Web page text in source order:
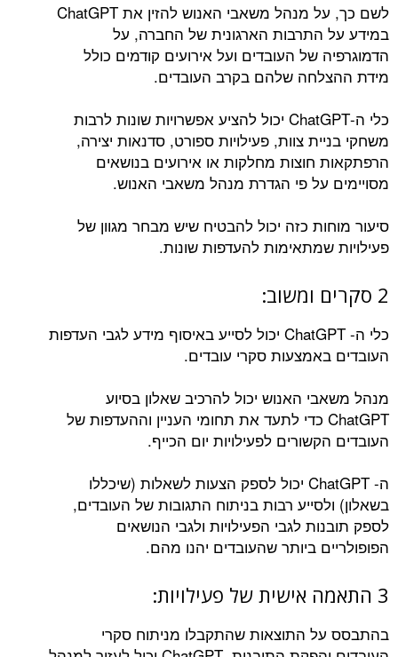
לשם כך, על מנהל משאבי האנוש להזין את ChatGPT
במידע על התרבות הארגונית של החברה, על
הדמוגרפיה של העובדים ועל אירועים קודמים כולל
מידת ההצלחה שלהם בקרב העובדים.
כלי ה-ChatGPT יכול להציע אפשרויות שונות לרבות
משחקי בניית צוות, פעילויות ספורט, סדנאות יצירה,
הרפתקאות חוצות מחלקות או אירועים בנושאים
מסויימים על פי הגדרת מנהל משאבי האנוש.
סיעור מוחות כזה יכול להבטיח שיש מבחר מגוון של
פעילויות שמתאימות להעדפות שונות.
2 סקרים ומשוב:
כלי ה- ChatGPT יכול לסייע באיסוף מידע לגבי העדפות
העובדים באמצעות סקרי עובדים.
מנהל משאבי האנוש יכול להרכיב שאלון בסיוע
ChatGPT כדי לתעד את תחומי העניין וההעדפות של
העובדים הקשורים לפעילויות יום הכייף.
ה- ChatGPT יכול לספק הצעות לשאלות (שיכללו
בשאלון) ולסייע רבות בניתוח התגובות של העובדים,
לספק תובנות לגבי הפעילויות ולגבי הנושאים
הפופולריים ביותר שהעובדים יהנו מהם.
3 התאמה אישית של פעילויות:
בהתבסס על התוצאות שהתקבלו מניתוח סקרי